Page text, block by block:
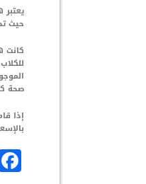
حيث
كانت
صحة
إذا